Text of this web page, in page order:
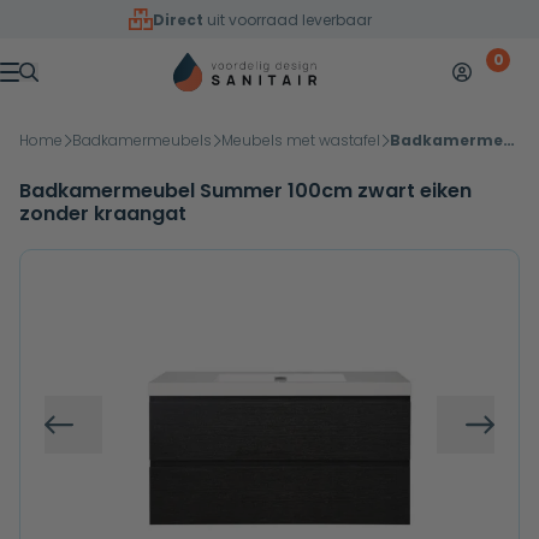
Overslaan naar inhoud
Direct uit voorraad leverbaar
Menu
Mijn 0
Home Badkamermeubels Meubels met wastafel Badkamermeubel Summer 100cm zwart eiken zonder kraangat
Badkamermeubel Summer 100cm zwart eiken
zonder kraangat
Vorige